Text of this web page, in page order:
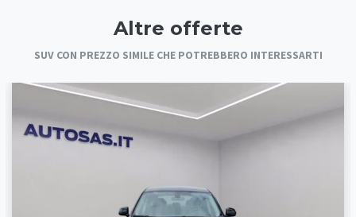
Altre offerte
SUV CON PREZZO SIMILE CHE POTREBBERO INTERESSARTI